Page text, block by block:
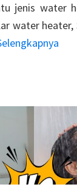
jenis water
water